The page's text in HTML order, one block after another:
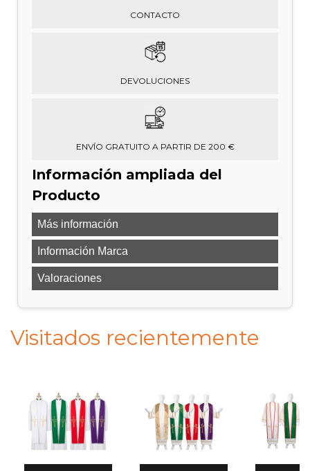
CONTACTO
DEVOLUCIONES
ENVÍO GRATUITO A PARTIR DE 200 €
Información ampliada del
Producto
Más información
Información Marca
Valoraciones
Visitados recientemente